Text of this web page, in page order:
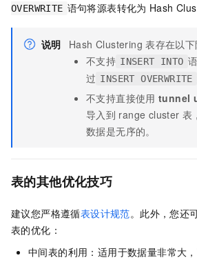
OVERWRITE 语句将源表转化为 Hash
说明 Hash Clustering 表存在以下
不支持 INSERT INTO
过 INSERT OVERWRITE
不支持直接使用 tunnel
导入到 range cluster 表
数据是无序的。
表的其他优化技巧
建议您严格遵循表设计规范。此外，您还
表的优化：
中间表的利用：适用于数据量非常大，